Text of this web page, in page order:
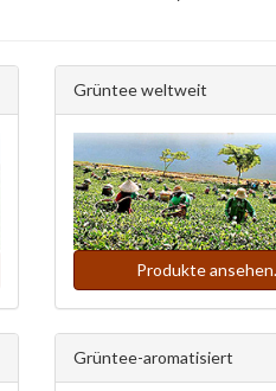
Grüntee weltweit
Produkte
Grüntee-aromatisiert